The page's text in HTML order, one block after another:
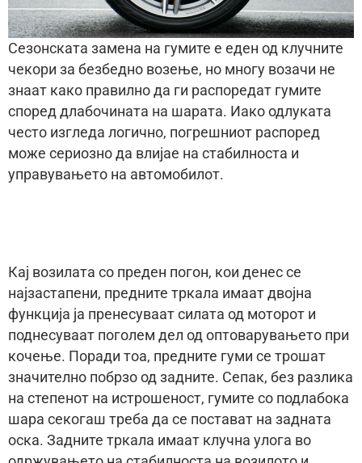
Сезонската замена на гумите е еден од клучните
чекори за безбедно возење, но многу возачи не
знаат како правилно да ги распоредат гумите
според длабочината на шарата. Иако одлуката
често изгледа логично, погрешниот распоред
може сериозно да влијае на стабилноста и
управувањето на автомобилот.
Кај возилата со преден погон, кои денес се
најзастапени, предните тркала имаат двојна
функција ја пренесуваат силата од моторот и
поднесуваат поголем дел од оптоварувањето при
кочење. Поради тоа, предните гуми се трошат
значително побрзо од задните. Сепак, без разлика
на степенот на истрошеност, гумите со подлабока
шара секогаш треба да се постават на задната
оска. Задните тркала имаат клучна улога во